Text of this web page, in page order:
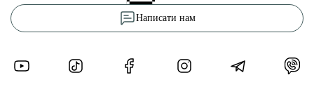
Написати нам